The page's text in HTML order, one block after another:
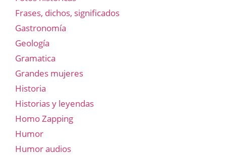
Frases, dichos, significados
Gastronomía
Geología
Gramatica
Grandes mujeres
Historia
Historias y leyendas
Homo Zapping
Humor
Humor audios